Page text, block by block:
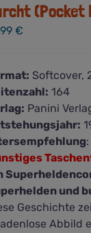
(Pocket
€
Softcover,
164
Panini
und
Geschichte
Abbild